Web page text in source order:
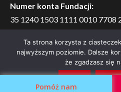
Numer konta Fundacji:
35 1240 1503 1111 0010 7708
Bank Pekao S.A. o. w Lublinie
Za wszystkie darowizny serdeczne
| Newsium
Ta strona korzysta z
najwyższym poziomie. Dalsze
że zgadzasz się
Pomóż nam